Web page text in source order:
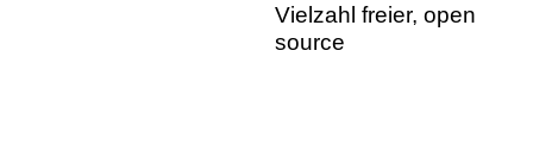
Vielzahl freier, open
source